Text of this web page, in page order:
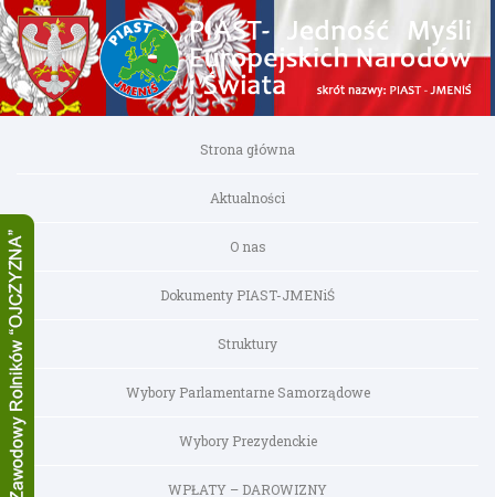
Strona główna
Aktualności
O nas
Dokumenty PIAST-JMENiŚ
Struktury
Wybory Parlamentarne Samorządowe
Wybory Prezydenckie
WPŁATY – DAROWIZNY